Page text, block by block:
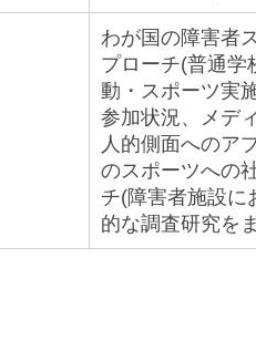
わが国の障害者
プローチ(普通学
動・スポーツ実
参加状況、メデ
人的側面へのア
のスポーツへの
チ(障害者施設に
的な調査研究を